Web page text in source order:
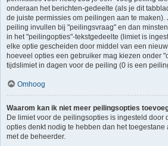
onderaan het berichten-gedeelte (als je dit
de juiste permissies om peilingen aan te maken).
peiling invullen bij "peilingsvraag" en dan
in het "peilingopties"-tekstgedeelte (limiet is
elke optie gescheiden door middel van een
hoeveel opties een gebruiker mag kiezen onder
tijdslimiet in dagen voor de peiling (0 is een
Omhoog
Waarom kan ik niet meer peilingsopties
De limiet voor de peilingsopties is ingesteld door
opties denkt nodig te hebben dan het toegestane
met de beheerder.